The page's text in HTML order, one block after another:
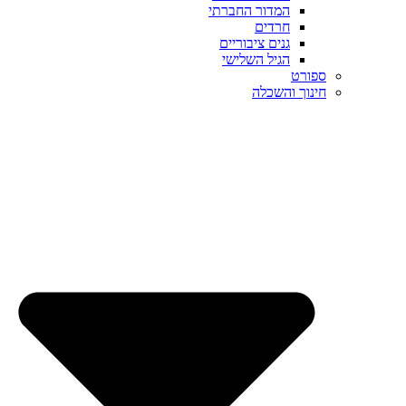
המדור החברתי
חרדים
גנים ציבוריים
הגיל השלישי
ספורט
חינוך והשכלה